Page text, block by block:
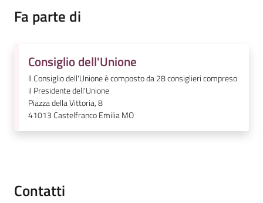
Tutti
argomenti...
Fa parte di
Consiglio dell'Unione
Il Consiglio dell'Unione è composto da 28 consiglieri compreso
il Presidente dell'Unione
Piazza della Vittoria, 8
41013Castelfranco Emilia MO
Contatti